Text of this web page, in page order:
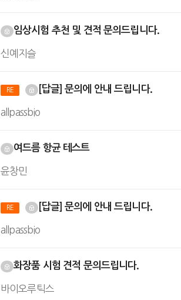
임상시험 추천 및 견적 문의드립니다.
신예지슬
RE [답글] 문의에 안내 드립니다.
allpassbio
여드름 항균 테스트
윤창민
RE [답글] 문의에 안내 드립니다.
allpassbio
화장품 시험 견적 문의드립니다.
바이오루틱스